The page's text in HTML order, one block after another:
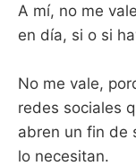
A mí, no me
en día, si o si
No me vale,
redes sociales
abren un fin de
lo necesitan.